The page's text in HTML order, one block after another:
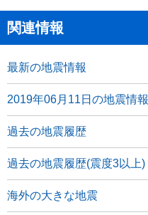
関連情報
最新の地震情報
2019年06月11日の地震情報
過去の地震履歴
過去の地震履歴(震度3以上)
海外の大きな地震